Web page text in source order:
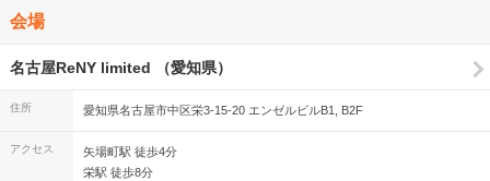
会場
名古屋ReNY limited （愛知県）
住所 愛知県名古屋市中区栄3-15-20 エンゼルビルB1, B2F
アクセス
矢場町駅 徒歩4分
栄駅 徒歩8分